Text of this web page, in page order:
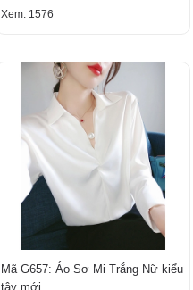
Xem: 1576
Mã G657: Áo Sơ Mi Trắng Nữ kiểu
tây mới